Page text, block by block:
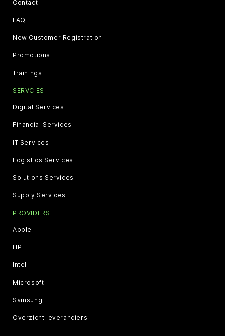
Contact
FAQ
New Customer Registration
Promotions
Trainings
SERVCIES
Digital Services
Financial Services
IT Services
Logistics Services
Solutions Services
Supply Services
PROVIDERS
Apple
HP
Intel
Microsoft
Samsung
Overzicht leveranciers